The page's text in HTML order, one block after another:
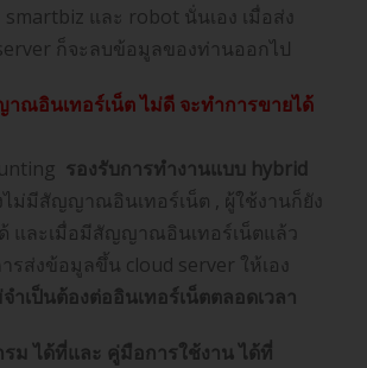
และ robot นั่นเอง เมื่อส่ง
ก็จะลบข้อมูลของท่านออกไป
ณอินเทอร์เน็ต ไม่ดี จะทำการขายได้
รองรับการทำงานแบบ hybrid
ม่มีสัญญาณอินเทอร์เน็ต , ผู้ใช้งานก็ยัง
และเมื่อมีสัญญาณอินเทอร์เน็ตแล้ว
รส่งข้อมูลขึ้น cloud server ให้เอง
ำเป็นต้องต่ออินเทอร์เน็ตตลอดเวลา
ม ได้ที่และ คู่มือการใช้งาน ได้ที่